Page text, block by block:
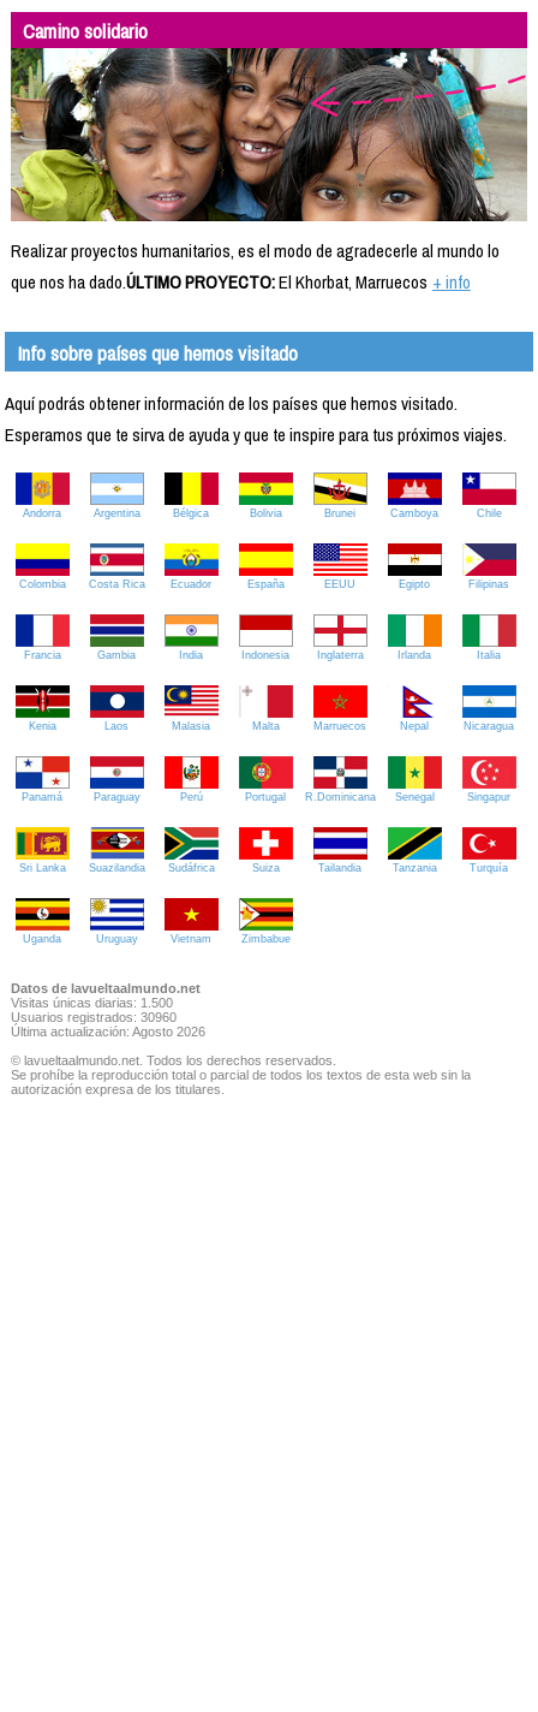
Camino solidario
Realizar proyectos humanitarios, es el modo de agradecerle al mundo lo
que nos ha dado.ÚLTIMO PROYECTO:El Khorbat, Marruecos + info
Info sobre países que hemos visitado
Aquí podrás obtener información de los países que hemos visitado.
Esperamos que te sirva de ayuda y que te inspire para tus próximos viajes.
Andorra Argentina Bélgica Bolivia Brunei Camboya Chile
Colombia Costa Rica Ecuador España EEUU Egipto Filipinas
Francia Gambia India Indonesia Inglaterra Irlanda Italia
Kenia Laos Malasia Malta Marruecos Nepal Nicaragua
Panamá Paraguay Perú Portugal R.Dominicana Senegal Singapur
Sri Lanka Suazilandia Sudáfrica Suiza Tailandia Tanzania Turquía
Uganda Uruguay Vietnam Zimbabue
Datos de lavueltaalmundo.net
Visitas únicas diarias: 1.500
Usuarios registrados: 30960
Última actualización: Agosto 2026
© lavueltaalmundo.net. Todos los derechos reservados.
Se prohíbe la reproducción total o parcial de todos los textos de esta web sin la
autorización expresa de los titulares.